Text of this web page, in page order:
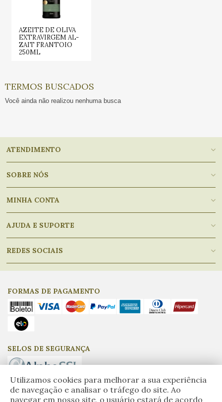
AZEITE DE OLIVA
EXTRAVIRGEM AL-
ZAIT FRANTOIO
250ML
TERMOS BUSCADOS
Você ainda não realizou nenhuma busca
Utilizamos cookies para melhorar a sua experiência
de navegação e analisar o tráfego do site. Ao
navegar em nosso site, o usuário estará de acordo
ATENDIMENTO
SOBRE NÓS
MINHA CONTA
AJUDA E SUPORTE
REDES SOCIAIS
FORMAS DE PAGAMENTO
SELOS DE SEGURANÇA